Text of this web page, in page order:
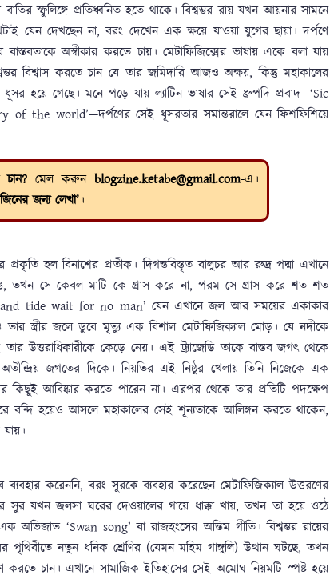
স্ফুলিঙ্গে প্রতিধ্বনিত হতে থাকে। বিশ্বম্ভর রায় যখন আয়নার সামনে
যেন দেখছেন না, বরং দেখেন এক ক্ষয়ে যাওয়া যুগের ছায়া। দর্পণে
অস্বীকার করতে চায়। মেটাফিজিক্সের ভাষায় একে বলা যায়
বিশ্বাস করতে চান যে তার জমিদারি আজও অক্ষয়, কিন্তু মহাকালের
হয়ে গেছে। মনে পড়ে যায় ল্যাটিন ভাষার সেই ধ্রুপদি প্রবাদ—‘Sic
the world’—দর্পণের সেই ধূসরতার সমান্তরালে যেন ফিশফিশিয়ে
মেল করুনblogzine.ketabe@gmail.com-এ।
জন্য লেখা’।
হল বিনাশের প্রতীক। দিগন্তবিস্তৃত বালুচর আর রুদ্র পদ্মা এখানে
তখন সে কেবল মাটি কে গ্রাস করে না, পরম সে গ্রাস করে শত শত
and tide wait for no man’ যেন এখানে জল আর সময়ের একাকার
তার স্ত্রীর জলে ডুবে মৃত্যু এক বিশাল মেটাফিজিক্যাল মোড়। যে নদীকে
উত্তরাধিকারীকে কেড়ে নেয়। এই ট্র্যাজেডি তাকে বাস্তব জগৎ থেকে
জগতের দিকে। নিয়তির এই নিষ্ঠুর খেলায় তিনি নিজেকে এক
আবিষ্কার করতে পারেন না। এরপর থেকে তার প্রতিটি পদক্ষেপ
বন্দি হয়েও আসলে মহাকালের সেই শূন্যতাকে আলিঙ্গন করতে থাকেন,
করেননি, বরং সুরকে ব্যবহার করেছেন মেটাফিজিক্যাল উত্তরণের
সুর যখন জলসা ঘরের দেওয়ালের গায়ে ধাক্কা খায়, তখন তা হয়ে ওঠে
অভিজাত ‘Swan song’ বা রাজহংসের অন্তিম গীতি। বিশ্বম্ভর রায়ের
নতুন ধনিক শ্রেণির (যেমন মহিম গাঙ্গুলি) উত্থান ঘটছে, তখন
করতে চান। এখানে সামাজিক ইতিহাসের সেই অমোঘ নিয়মটি স্পষ্ট হয়ে